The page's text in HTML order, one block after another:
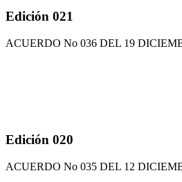
Edición 021
ACUERDO No 036 DEL 19
Edición 020
ACUERDO No 035 DEL 12